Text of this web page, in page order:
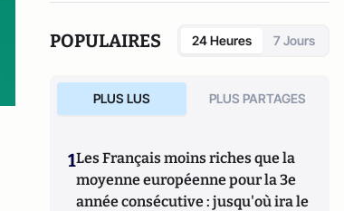
POPULAIRES 24 Heures 7 Jours
PLUS LUS PLUS PARTAGES
1Les Français moins riches que la
moyenne européenne pour la 3e
année consécutive : jusqu'où ira le